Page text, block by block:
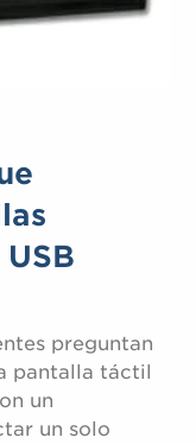
preguntan
pantalla táctil
un
un solo